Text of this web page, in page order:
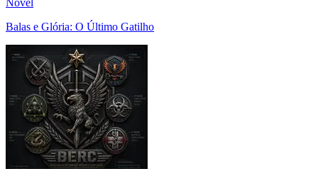
Novel
Balas e Glória: O Último Gatilho